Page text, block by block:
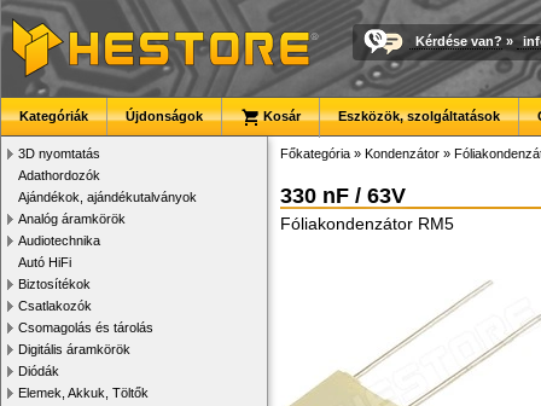
Kérdése van? »
Kategóriák Újdonságok Kosár Eszközök, szolgáltatások
3D nyomtatás
Adathordozók
Ajándékok, ajándékutalványok
Analóg áramkörök
Audiotechnika
Autó HiFi
Biztosítékok
Csatlakozók
Csomagolás és tárolás
Digitális áramkörök
Diódák
Elemek, Akkuk, Töltők
Főkategória » Kondenzátor »
330 nF / 63V
Fóliakondenzátor RM5